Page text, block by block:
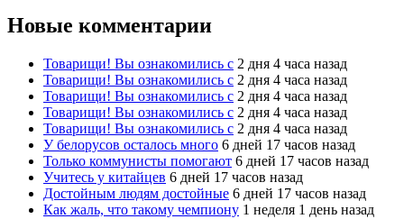
Новые комментарии
Товарищи! Вы ознакомились с 2 дня 4 часа назад
Товарищи! Вы ознакомились с 2 дня 4 часа назад
Товарищи! Вы ознакомились с 2 дня 4 часа назад
Товарищи! Вы ознакомились с 2 дня 4 часа назад
Товарищи! Вы ознакомились с 2 дня 4 часа назад
У белорусов осталось много 6 дней 17 часов назад
Только коммунисты помогают 6 дней 17 часов назад
Учитесь у китайцев 6 дней 17 часов назад
Достойным людям достойные 6 дней 17 часов назад
Как жаль, что такому чемпиону 1 неделя 1 день назад